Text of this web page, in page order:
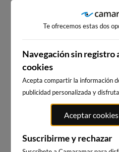
PREVISIÓN
WEBCAM
SAN VICENTE
WEBCAMS
Te ofrecemos estas dos
Navegación sin registro
cookies
Acepta compartir la información
publicidad personalizada y
Aceptar
Suscribirme y rechazar